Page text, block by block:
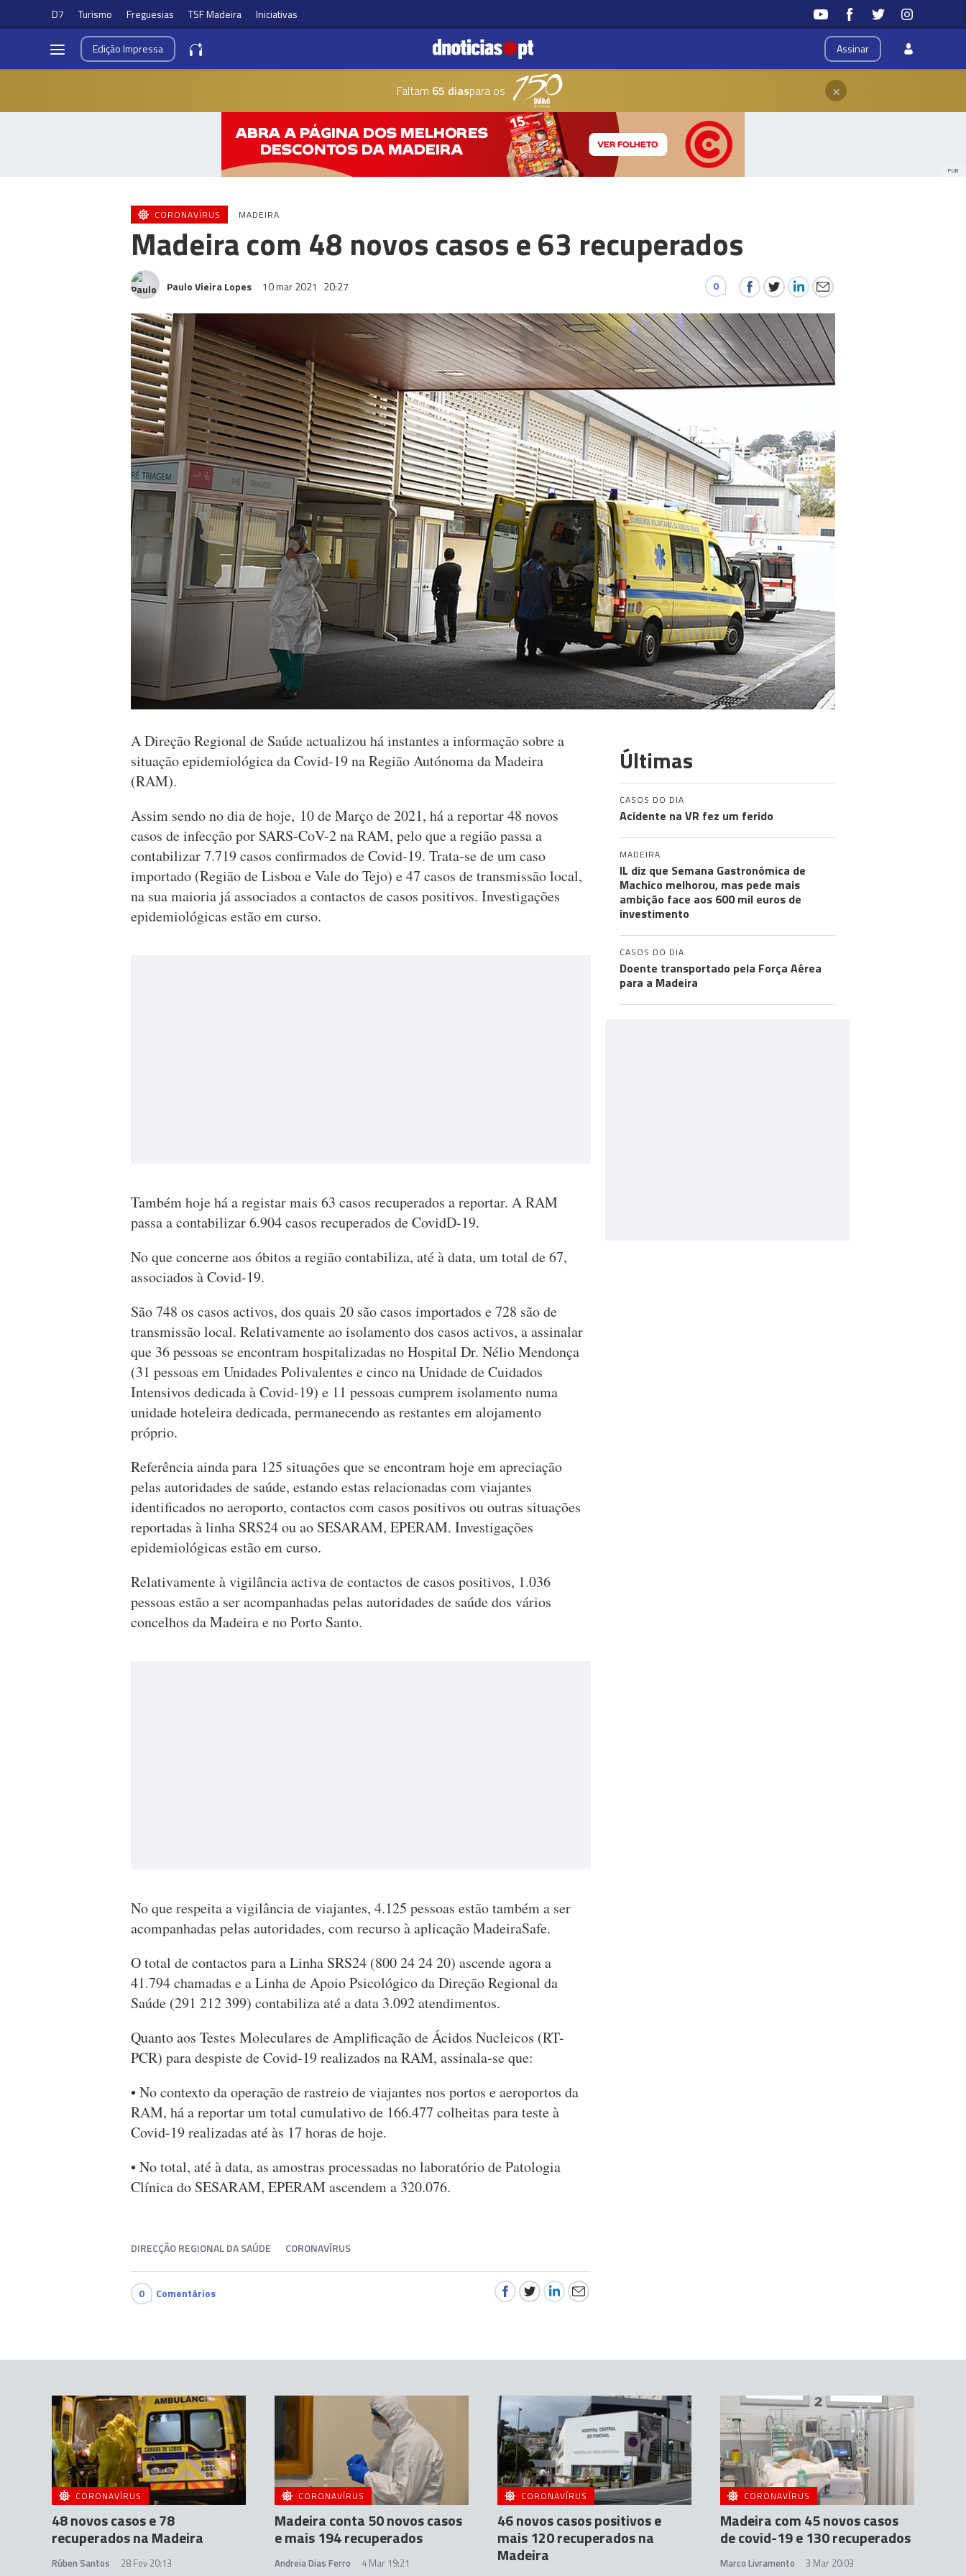
D7 Turismo Freguesias TSF Madeira Iniciativas
Assinar
EdiçãoImpressa
Faltam 65 diaspara os ×
PUB
CORONAVÍRUS MADEIRA
Madeira com 48 novos casos e 63 recuperados
Paulo Vieira Lopes 10 mar 2021 20:27 0
A Direção Regional de Saúde actualizou há instantes a informação sobre a
situação epidemiológica da Covid-19 na Região Autónoma da Madeira
(RAM).
Assim sendo no dia de hoje, 10 de Março de 2021, há a reportar 48 novos
casos de infecção por SARS-CoV-2 na RAM, pelo que a região passa a
contabilizar 7.719 casos confirmados de Covid-19. Trata-se de um caso
importado (Região de Lisboa e Vale do Tejo) e 47 casos de transmissão local,
na sua maioria já associados a contactos de casos positivos. Investigações
epidemiológicas estão em curso.
Também hoje há a registar mais 63 casos recuperados a reportar. A RAM
passa a contabilizar 6.904 casos recuperados de CovidD-19.
No que concerne aos óbitos a região contabiliza, até à data, um total de 67,
associados à Covid-19.
São 748 os casos activos, dos quais 20 são casos importados e 728 são de
transmissão local. Relativamente ao isolamento dos casos activos, a assinalar
que 36 pessoas se encontram hospitalizadas no Hospital Dr. Nélio Mendonça
(31 pessoas em Unidades Polivalentes e cinco na Unidade de Cuidados
Intensivos dedicada à Covid-19) e 11 pessoas cumprem isolamento numa
unidade hoteleira dedicada, permanecendo as restantes em alojamento
próprio.
Referência ainda para 125 situações que se encontram hoje em apreciação
pelas autoridades de saúde, estando estas relacionadas com viajantes
identificados no aeroporto, contactos com casos positivos ou outras situações
reportadas à linha SRS24 ou ao SESARAM, EPERAM. Investigações
epidemiológicas estão em curso.
Relativamente à vigilância activa de contactos de casos positivos, 1.036
pessoas estão a ser acompanhadas pelas autoridades de saúde dos vários
concelhos da Madeira e no Porto Santo.
No que respeita a vigilância de viajantes, 4.125 pessoas estão também a ser
acompanhadas pelas autoridades, com recurso à aplicação MadeiraSafe.
O total de contactos para a Linha SRS24 (800 24 24 20) ascende agora a
41.794 chamadas e a Linha de Apoio Psicológico da Direção Regional da
Saúde (291 212 399) contabiliza até a data 3.092 atendimentos.
Quanto aos Testes Moleculares de Amplificação de Ácidos Nucleicos (RT-
PCR) para despiste de Covid-19 realizados na RAM, assinala-se que:
• No contexto da operação de rastreio de viajantes nos portos e aeroportos da
RAM, há a reportar um total cumulativo de 166.477 colheitas para teste à
Covid-19 realizadas até às 17 horas de hoje.
• No total, até à data, as amostras processadas no laboratório de Patologia
Clínica do SESARAM, EPERAM ascendem a 320.076.
DIRECÇÃO REGIONAL DA SAÚDE CORONAVÍRUS
0 Comentários
Últimas
CASOS DO DIA
Acidente na VR fez um ferido
MADEIRA
IL diz que Semana Gastronómica de
Machico melhorou, mas pede mais
ambição face aos 600 mil euros de
investimento
CASOS DO DIA
Doente transportado pela Força Aérea
para a Madeira
CORONAVÍRUS
48 novos casos e 78
recuperados na Madeira
Rúben Santos 28 Fev 20:13
CORONAVÍRUS
Madeira conta 50 novos casos
e mais 194 recuperados
Andreia Dias Ferro 4 Mar 19:21
CORONAVÍRUS
46 novos casos positivos e
mais 120 recuperados na
Madeira
CORONAVÍRUS
Madeira com 45 novos casos
de covid-19 e 130 recuperados
Marco Livramento 3 Mar 20:03